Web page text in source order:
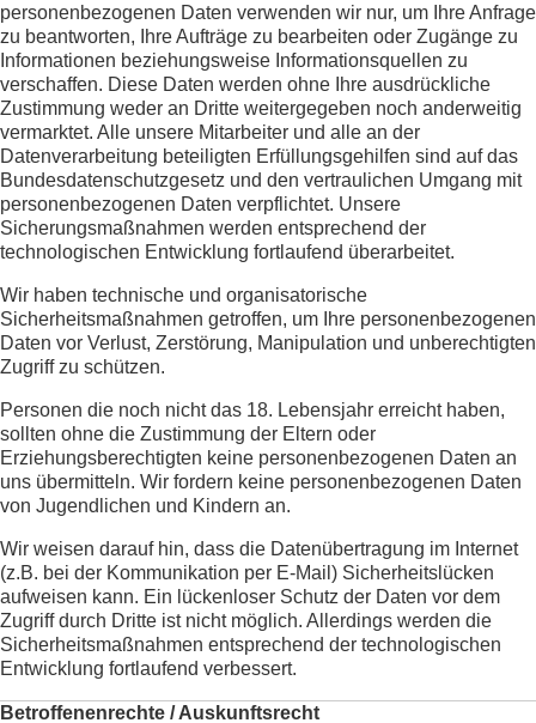
personenbezogenen Daten verwenden wir nur, um Ihre Anfrage
zu beantworten, Ihre Aufträge zu bearbeiten oder Zugänge zu
Informationen beziehungsweise Informationsquellen zu
verschaffen. Diese Daten werden ohne Ihre ausdrückliche
Zustimmung weder an Dritte weitergegeben noch anderweitig
vermarktet. Alle unsere Mitarbeiter und alle an der
Datenverarbeitung beteiligten Erfüllungsgehilfen sind auf das
Bundesdatenschutzgesetz und den vertraulichen Umgang mit
personenbezogenen Daten verpflichtet. Unsere
Sicherungsmaßnahmen werden entsprechend der
technologischen Entwicklung fortlaufend überarbeitet.
Wir haben technische und organisatorische
Sicherheitsmaßnahmen getroffen, um Ihre personenbezogenen
Daten vor Verlust, Zerstörung, Manipulation und unberechtigten
Zugriff zu schützen.
Personen die noch nicht das 18. Lebensjahr erreicht haben,
sollten ohne die Zustimmung der Eltern oder
Erziehungsberechtigten keine personenbezogenen Daten an
uns übermitteln. Wir fordern keine personenbezogenen Daten
von Jugendlichen und Kindern an.
Wir weisen darauf hin, dass die Datenübertragung im Internet
(z.B. bei der Kommunikation per E-Mail) Sicherheitslücken
aufweisen kann. Ein lückenloser Schutz der Daten vor dem
Zugriff durch Dritte ist nicht möglich. Allerdings werden die
Sicherheitsmaßnahmen entsprechend der technologischen
Entwicklung fortlaufend verbessert.
Betroffenenrechte / Auskunftsrecht